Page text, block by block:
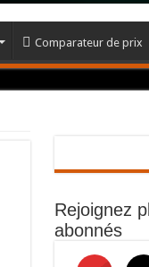
Comparateur de prix
Rejoignez
abonnés